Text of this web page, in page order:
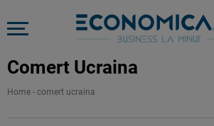
Comert Ucraina
Home - comert ucraina